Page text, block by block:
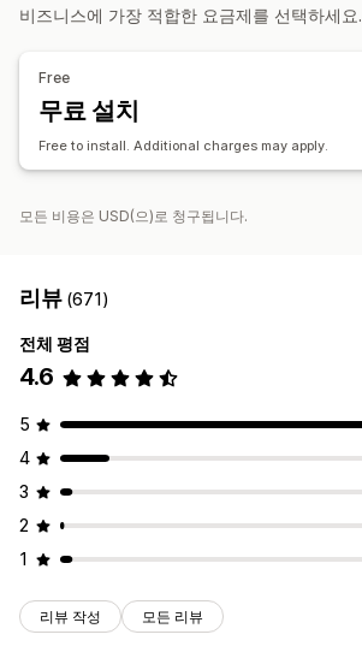
실적 분석
실적 추적
광고 비용
비즈니스에 가장 적합한 요금제를 선택하세요.
Free
무료 설치
Free to install. Additional charges may apply.
모든 비용은 USD(으)로 청구됩니다.
리뷰 (671)
전체 평점
4.6
5
4
3
2
1
리뷰 작성 모든 리뷰